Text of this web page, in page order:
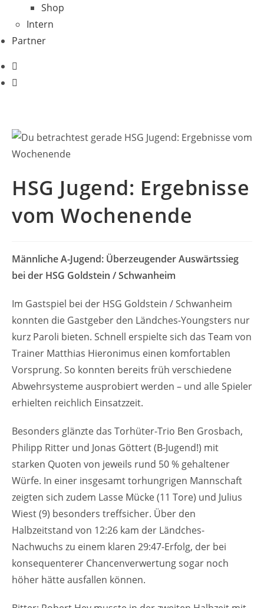
Shop
Intern
Partner
HSG Jugend: Ergebnisse
vom Wochenende
Männliche A-Jugend: Überzeugender Auswärtssieg
bei der HSG Goldstein / Schwanheim
Im Gastspiel bei der HSG Goldstein / Schwanheim
konnten die Gastgeber den Ländches-Youngsters nur
kurz Paroli bieten. Schnell erspielte sich das Team von
Trainer Matthias Hieronimus einen komfortablen
Vorsprung. So konnten bereits früh verschiedene
Abwehrsysteme ausprobiert werden – und alle Spieler
erhielten reichlich Einsatzzeit.
Besonders glänzte das Torhüter-Trio Ben Grosbach,
Philipp Ritter und Jonas Göttert (B-Jugend!) mit
starken Quoten von jeweils rund 50 % gehaltener
Würfe. In einer insgesamt torhungrigen Mannschaft
zeigten sich zudem Lasse Mücke (11 Tore) und Julius
Wiest (9) besonders treffsicher. Über den
Halbzeitstand von 12:26 kam der Ländches-
Nachwuchs zu einem klaren 29:47-Erfolg, der bei
konsequenterer Chancenverwertung sogar noch
höher hätte ausfallen können.